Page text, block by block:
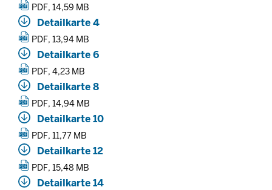
PDF, 14,59 MB
Detailkarte 4
PDF, 13,94 MB
Detailkarte 6
PDF, 4,23 MB
Detailkarte 8
PDF, 14,94 MB
Detailkarte 10
PDF, 11,77 MB
Detailkarte 12
PDF, 15,48 MB
Detailkarte 14